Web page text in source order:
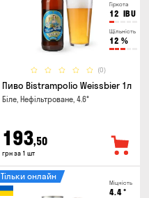
Гіркота
12 IBU
Щільність
12 %
(0)
Пиво Bistrampolio Weissbier 1л
Біле, Нефільтроване, 4.6°
193,50
грн за 1 шт
Міцність
4.4°
Тільки онлайн